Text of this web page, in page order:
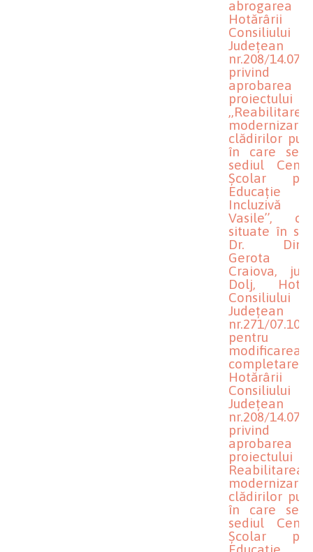
abrogarea
Hotărârii
Consiliului
Județean
nr.208/
privind
aprobarea
proiectului
modernizarea
clădirilor
în care se
sediul
Școlar
Educație
Incluzivă
Vasile’’,
situate în
Dr.
Gerota
Craiova,
Dolj,
Consiliului
Județean
nr.271/
pentru
completarea
Hotărârii
Consiliului
Județean
nr.208/
privind
aprobarea
modernizarea
clădirilor
în care se
sediul
Școlar